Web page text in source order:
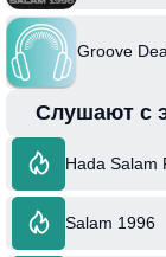
Groove
Слушают с
Hada Salam
Salam 1996